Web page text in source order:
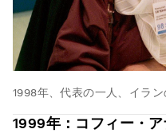
1998年、代表の一人、イラ
1999年：コフィー・